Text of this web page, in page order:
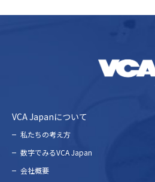
VCA Japanについて
私たちの考え⽅
数字でみるVCA Japan
会社概要